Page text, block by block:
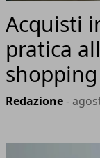
Acquisti
pratica
Redazione-